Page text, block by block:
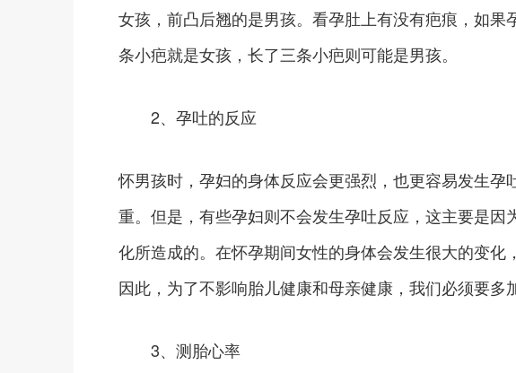
女孩，前凸后翘的是男孩。看孕肚上有没有疤痕，如
条小疤就是女孩，长了三条小疤则可能是男孩。
2、孕吐的反应
怀男孩时，孕妇的身体反应会更强烈，也更容易发生
重。但是，有些孕妇则不会发生孕吐反应，这主要是
化所造成的。在怀孕期间女性的身体会发生很大的变化
因此，为了不影响胎儿健康和母亲健康，我们必须要多
3、测胎心率